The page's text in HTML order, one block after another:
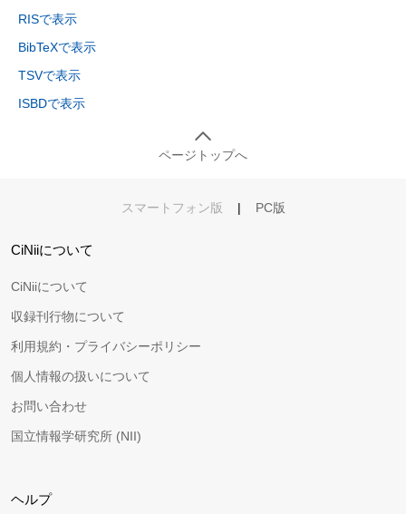
RISで表示
BibTeXで表示
TSVで表示
ISBDで表示
ページトップへ
スマートフォン版 | PC版
CiNiiについて
CiNiiについて
収録刊行物について
利用規約・プライバシーポリシー
個人情報の扱いについて
お問い合わせ
国立情報学研究所 (NII)
ヘルプ